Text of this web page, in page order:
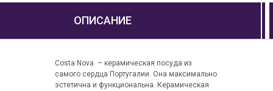
ОПИСАНИЕ
Costa Nova – керамическая посуда из
самого сердца Португалии. Она максимально
эстетична и функциональна. Керамическая